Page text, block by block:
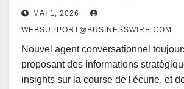
MAI 1, 2026
WEBSUPPORT@BUSINESSWIRE.COM
Nouvel agent conversationnel
proposant des informations
insights sur la course de l'écurie, et